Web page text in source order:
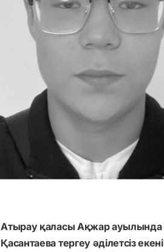
Атырау қаласы Ақжар ауылында
Қасантаева тергеу әділетсіз